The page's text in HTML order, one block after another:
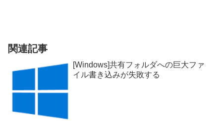
関連記事
[Windows]共有フォルダへの巨大ファ
イル書き込みが失敗する